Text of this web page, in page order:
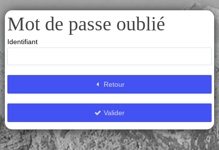
Mot de passe oublié
Identifiant
Retour
Valider